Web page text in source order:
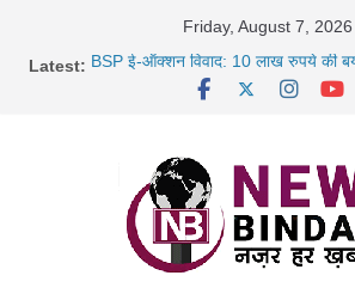
Friday, August 7, 2026
Latest: BSP ई-ऑक्शन विवाद: 10 लाख रुपये की
साइबर ठगी पर दुर्ग पुलिस का बड़ा एक्शन:
गिरफ्तार